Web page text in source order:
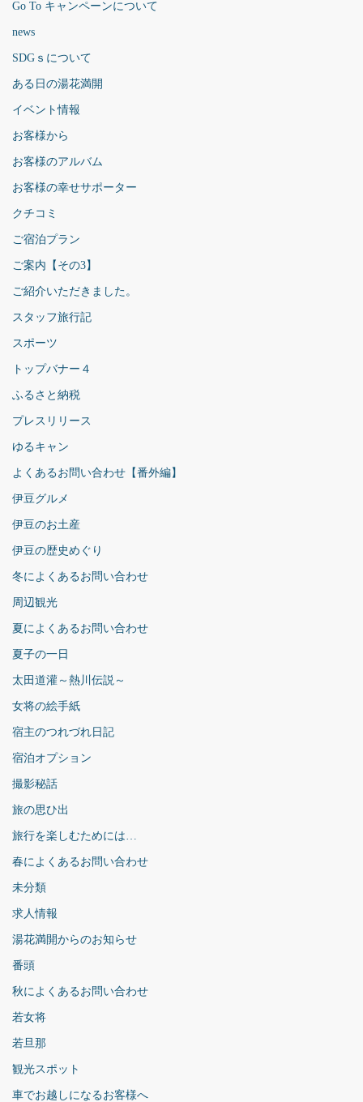
Go To キャンペーンについて
news
SDGｓについて
ある日の湯花満開
イベント情報
お客様から
お客様のアルバム
お客様の幸せサポーター
クチコミ
ご宿泊プラン
ご案内【その3】
ご紹介いただきました。
スタッフ旅行記
スポーツ
トップバナー４
ふるさと納税
プレスリリース
ゆるキャン
よくあるお問い合わせ【番外編】
伊豆グルメ
伊豆のお土産
伊豆の歴史めぐり
冬によくあるお問い合わせ
周辺観光
夏によくあるお問い合わせ
夏子の一日
太田道灌～熱川伝説～
女将の絵手紙
宿主のつれづれ日記
宿泊オプション
撮影秘話
旅の思ひ出
旅行を楽しむためには…
春によくあるお問い合わせ
未分類
求人情報
湯花満開からのお知らせ
番頭
秋によくあるお問い合わせ
若女将
若旦那
観光スポット
車でお越しになるお客様へ